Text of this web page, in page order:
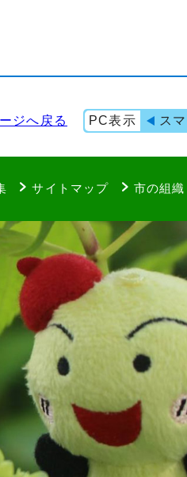
ジへ戻る PC表示 ス
サイトマップ 市の組織